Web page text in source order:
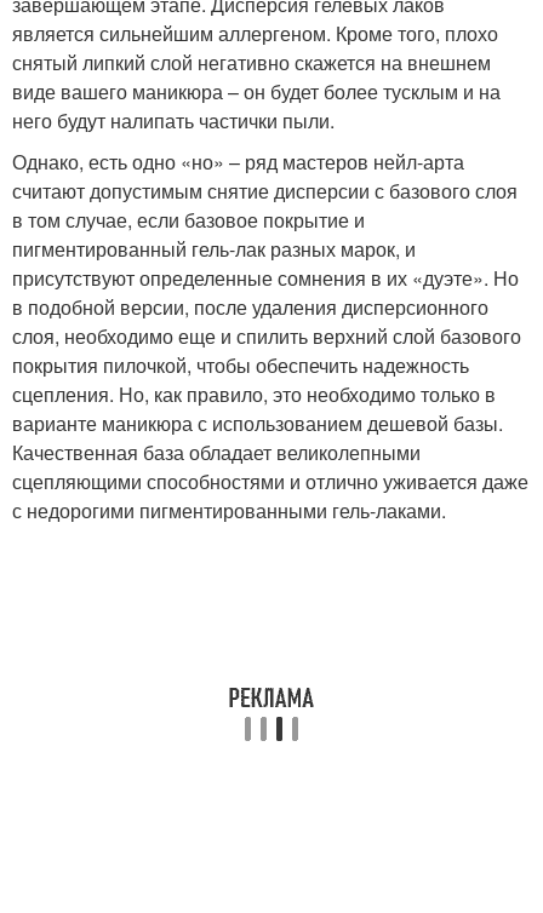
является сильнейшим аллергеном. Кроме того, плохо
снятый липкий слой негативно скажется на внешнем
виде вашего маникюра – он будет более тусклым и на
него будут налипать частички пыли.
Однако, есть одно «но» – ряд мастеров нейл-арта
считают допустимым снятие дисперсии с базового слоя
в том случае, если базовое покрытие и
пигментированный гель-лак разных марок, и
присутствуют определенные сомнения в их «дуэте». Но
в подобной версии, после удаления дисперсионного
слоя, необходимо еще и спилить верхний слой базового
покрытия пилочкой, чтобы обеспечить надежность
сцепления. Но, как правило, это необходимо только в
варианте маникюра с использованием дешевой базы.
Качественная база обладает великолепными
сцепляющими способностями и отлично уживается даже
с недорогими пигментированными гель-лаками.